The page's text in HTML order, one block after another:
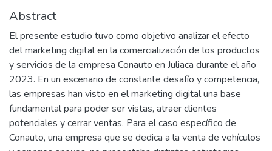
Abstract
El presente estudio tuvo como objetivo analizar el efecto
del marketing digital en la comercialización de los productos
y servicios de la empresa Conauto en Juliaca durante el año
2023. En un escenario de constante desafío y competencia,
las empresas han visto en el marketing digital una base
fundamental para poder ser vistas, atraer clientes
potenciales y cerrar ventas. Para el caso específico de
Conauto, una empresa que se dedica a la venta de vehículos